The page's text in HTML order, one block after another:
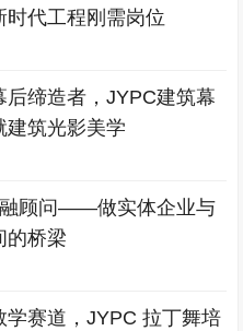
时代工程刚需岗位
后缔造者，JYPC建筑幕
建筑光影美学
顾问——做实体企业与
的桥梁
学赛道，JYPC 拉丁舞培